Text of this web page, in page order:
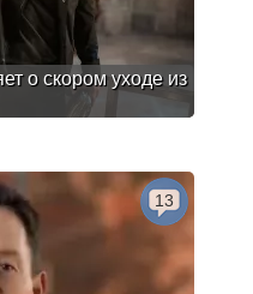
о скором уходе из
13